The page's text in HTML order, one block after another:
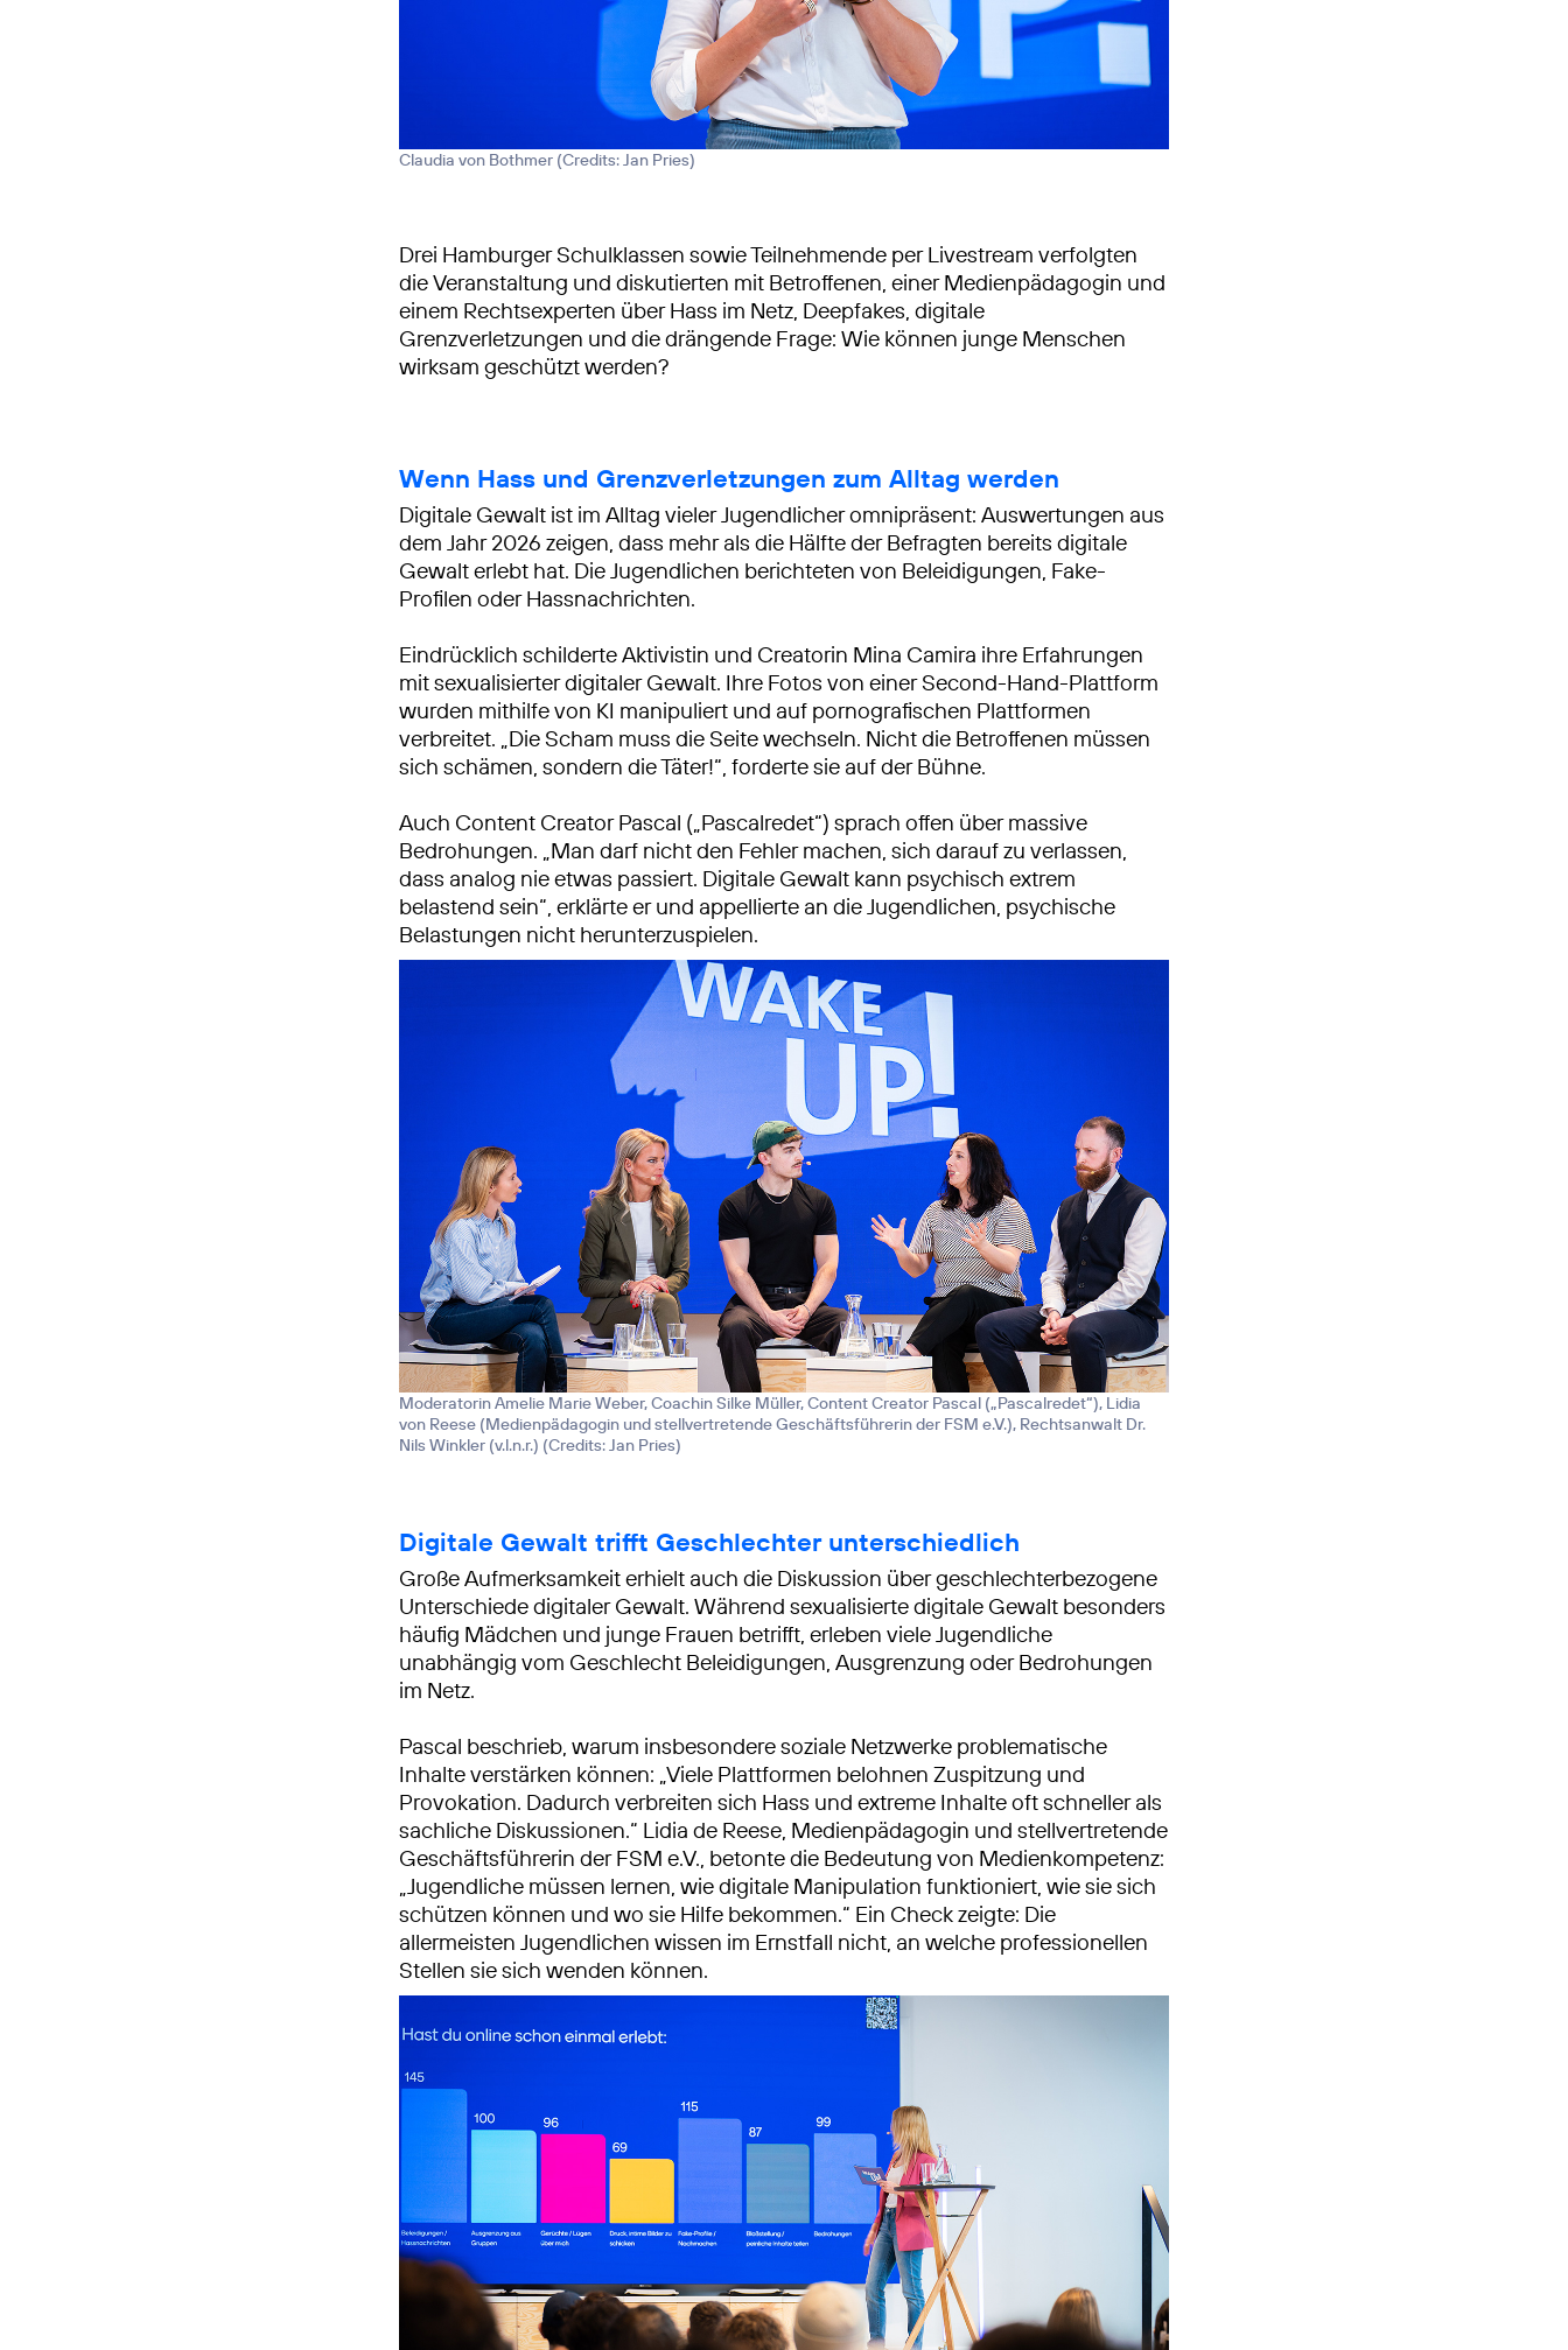
Claudia von Bothmer (Credits: Jan Pries)
Drei Hamburger Schulklassen sowie Teilnehmende per Livestream verfolgten
die Veranstaltung und diskutierten mit Betroffenen, einer Medienpädagogin und
einem Rechtsexperten über Hass im Netz, Deepfakes, digitale
Grenzverletzungen und die drängende Frage: Wie können junge Menschen
wirksam geschützt werden?
Wenn Hass und Grenzverletzungen zum Alltag werden
Digitale Gewalt ist im Alltag vieler Jugendlicher omnipräsent: Auswertungen aus
dem Jahr 2026 zeigen, dass mehr als die Hälfte der Befragten bereits digitale
Gewalt erlebt hat. Die Jugendlichen berichteten von Beleidigungen, Fake-
Profilen oder Hassnachrichten.
Eindrücklich schilderte Aktivistin und Creatorin Mina Camira ihre Erfahrungen
mit sexualisierter digitaler Gewalt. Ihre Fotos von einer Second-Hand-Plattform
wurden mithilfe von KI manipuliert und auf pornografischen Plattformen
verbreitet. „Die Scham muss die Seite wechseln. Nicht die Betroffenen müssen
sich schämen, sondern die Täter!“, forderte sie auf der Bühne.
Auch Content Creator Pascal („Pascalredet“) sprach offen über massive
Bedrohungen. „Man darf nicht den Fehler machen, sich darauf zu verlassen,
dass analog nie etwas passiert. Digitale Gewalt kann psychisch extrem
belastend sein“, erklärte er und appellierte an die Jugendlichen, psychische
Belastungen nicht herunterzuspielen.
Moderatorin Amelie Marie Weber, Coachin Silke Müller, Content Creator Pascal („Pascalredet“), Lidia
von Reese (Medienpädagogin und stellvertretende Geschäftsführerin der FSM e.V.), Rechtsanwalt Dr.
Nils Winkler (v.l.n.r.) (Credits: Jan Pries)
Digitale Gewalt trifft Geschlechter unterschiedlich
Große Aufmerksamkeit erhielt auch die Diskussion über geschlechterbezogene
Unterschiede digitaler Gewalt. Während sexualisierte digitale Gewalt besonders
häufig Mädchen und junge Frauen betrifft, erleben viele Jugendliche
unabhängig vom Geschlecht Beleidigungen, Ausgrenzung oder Bedrohungen
im Netz.
Pascal beschrieb, warum insbesondere soziale Netzwerke problematische
Inhalte verstärken können: „Viele Plattformen belohnen Zuspitzung und
Provokation. Dadurch verbreiten sich Hass und extreme Inhalte oft schneller als
sachliche Diskussionen.“ Lidia de Reese, Medienpädagogin und stellvertretende
Geschäftsführerin der FSM e.V., betonte die Bedeutung von Medienkompetenz:
„Jugendliche müssen lernen, wie digitale Manipulation funktioniert, wie sie sich
schützen können und wo sie Hilfe bekommen.“ Ein Check zeigte: Die
allermeisten Jugendlichen wissen im Ernstfall nicht, an welche professionellen
Stellen sie sich wenden können.